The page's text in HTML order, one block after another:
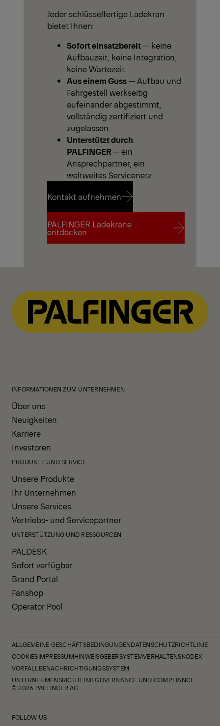
Jeder schlüsselfertige Ladekran
bietet Ihnen:
Sofort einsatzbereit— keine
Aufbauzeit, keine Integration,
keine Wartezeit.
Aus einem Guss— Aufbau und
Fahrgestell werkseitig
aufeinander abgestimmt,
vollständig zertifiziert und
zugelassen.
Unterstützt durch
PALFINGER— ein
Ansprechpartner, ein
weltweites Servicenetz.
Kontakt aufnehmen
Kontakt aufnehmen
PALFINGER Ladekrane
entdecken
INFORMATIONEN ZUM UNTERNEHMEN
Über uns
Neuigkeiten
Karriere
Investoren
PRODUKTE UND SERVICE
Unsere Produkte
Ihr Unternehmen
Unsere Services
Vertriebs- und Servicepartner
UNTERSTÜTZUNG UND RESSOURCEN
PALDESK
Sofort verfügbar
Brand Portal
Fanshop
Operator Pool
ALLGEMEINE GESCHÄFTSBEDINGUNGENDATENSCHUTZRICHTLINIE
COOKIESIMPRESSUMHINWEISGEBERSYSTEMVERHALTENSKODEX
VORFALLBENACHRICHTIGUNGSSYSTEM
UNTERNEHMENSRICHTLINIEGOVERNANCE UND COMPLIANCE
© 2026 PALFINGER AG
FOLLOW US